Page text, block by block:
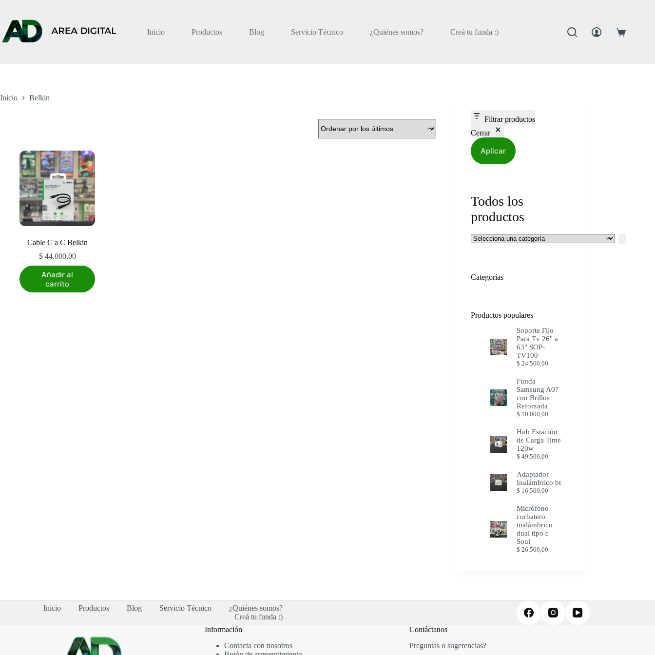
contenido
Inicio
Productos Blog Servicio Técnico ¿Quiénes somos? Creá tu funda :)
Carro
Inicio Belkin
Cable C a C Belkin
$44.000,00
Añadir al
carrito
Filtrar productos
Cerrar
Aplicar
Todos los
productos
Selecciona
una
Categorías
Productos populares
Soporte Fijo
Para Tv 26" a
63" SOP-
TV100
$ 24.500,00
Funda
Samsung A07
con Brillos
Reforzada
$ 10.000,00
Hub Estación
de Carga Time
120w
$ 49.500,00
Adaptador
Inalámbrico bt
$ 16.500,00
Micrófono
corbatero
inalámbrico
dual tipo c
Soul
$ 26.500,00
Inicio Productos Blog Servicio Técnico
¿Quiénes somos?
Creá tu funda :)
Información
Contacta con nosotros
Contáctanos
Preguntas o sugerencias?